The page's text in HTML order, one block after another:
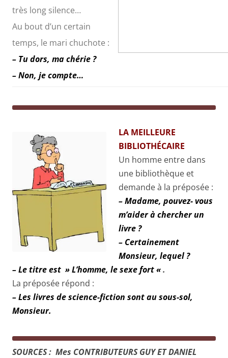
très long silence…
Au bout d’un certain
temps, le mari chuchote :
– Tu dors, ma chérie ?
– Non, je compte…
LA MEILLEURE
BIBLIOTHÉCAIRE
Un homme entre dans
une bibliothèque et
demande à la préposée :
– Madame, pouvez- vous
m’aider à chercher un
livre ?
– Certainement
Monsieur, lequel ?
– Le titre est » L’homme, le sexe fort «.
La préposée répond :
– Les livres de science-fiction sont au sous-sol,
Monsieur.
SOURCES : Mes CONTRIBUTEURS GUY ET DANIEL